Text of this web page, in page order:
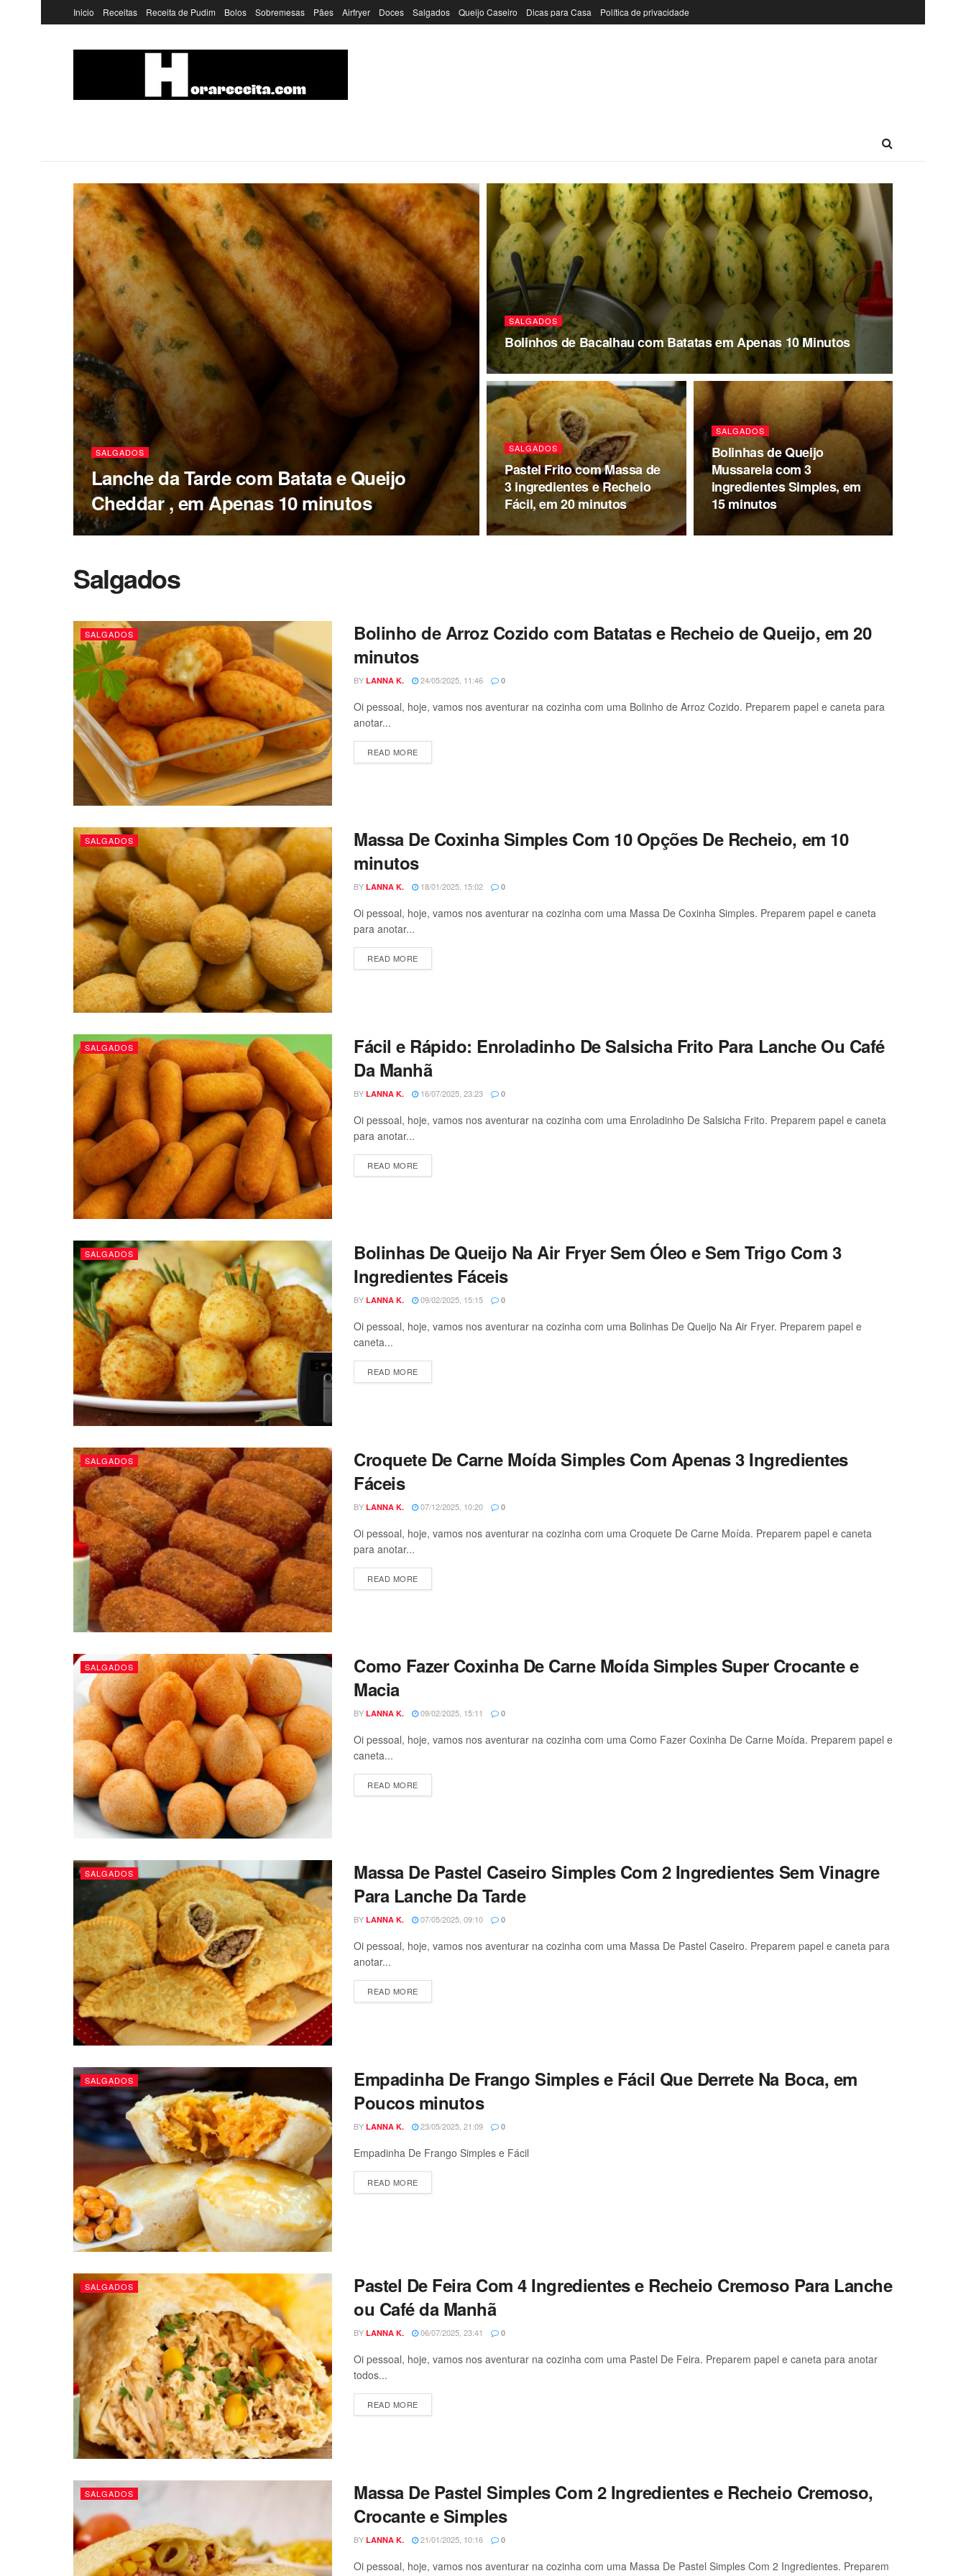
Inicio Receitas Receita de Pudim Bolos Sobremesas Pães Airfryer Doces Salgados Queijo Caseiro Dicas para Casa Política de privacidade
SALGADOS
Lanche da Tarde com Batata e Queijo
Cheddar , em Apenas 10 minutos
SALGADOS
Bolinhos de Bacalhau com Batatas em Apenas 10 Minutos
SALGADOS
Pastel Frito com Massa de
3 ingredientes e Recheio
Fácil, em 20 minutos
SALGADOS
Bolinhas de Queijo
Mussarela com 3
ingredientes Simples, em
15 minutos
Salgados
SALGADOS
Bolinho de Arroz Cozido com Batatas e Recheio de Queijo, em 20
minutos
BY LANNA K. 24/05/2025, 11:46 0
Oi pessoal, hoje, vamos nos aventurar na cozinha com uma Bolinho de Arroz Cozido. Preparem papel e caneta para
anotar...
READ MOREDETAILS
SALGADOS
Massa De Coxinha Simples Com 10 Opções De Recheio, em 10
minutos
BY LANNA K. 18/01/2025, 15:02 0
Oi pessoal, hoje, vamos nos aventurar na cozinha com uma Massa De Coxinha Simples. Preparem papel e caneta
para anotar...
READ MOREDETAILS
SALGADOS
Fácil e Rápido: Enroladinho De Salsicha Frito Para Lanche Ou Café
Da Manhã
BY LANNA K. 16/07/2025, 23:23 0
Oi pessoal, hoje, vamos nos aventurar na cozinha com uma Enroladinho De Salsicha Frito. Preparem papel e caneta
para anotar...
READ MOREDETAILS
SALGADOS
Bolinhas De Queijo Na Air Fryer Sem Óleo e Sem Trigo Com 3
Ingredientes Fáceis
BY LANNA K. 09/02/2025, 15:15 0
Oi pessoal, hoje, vamos nos aventurar na cozinha com uma Bolinhas De Queijo Na Air Fryer. Preparem papel e
caneta...
READ MOREDETAILS
SALGADOS
Croquete De Carne Moída Simples Com Apenas 3 Ingredientes
Fáceis
BY LANNA K. 07/12/2025, 10:20 0
Oi pessoal, hoje, vamos nos aventurar na cozinha com uma Croquete De Carne Moída. Preparem papel e caneta
para anotar...
READ MOREDETAILS
SALGADOS
Como Fazer Coxinha De Carne Moída Simples Super Crocante e
Macia
BY LANNA K. 09/02/2025, 15:11 0
Oi pessoal, hoje, vamos nos aventurar na cozinha com uma Como Fazer Coxinha De Carne Moída. Preparem papel e
caneta...
READ MOREDETAILS
SALGADOS
Massa De Pastel Caseiro Simples Com 2 Ingredientes Sem Vinagre
Para Lanche Da Tarde
BY LANNA K. 07/05/2025, 09:10 0
Oi pessoal, hoje, vamos nos aventurar na cozinha com uma Massa De Pastel Caseiro. Preparem papel e caneta para
anotar...
READ MOREDETAILS
SALGADOS
Empadinha De Frango Simples e Fácil Que Derrete Na Boca, em
Poucos minutos
BY LANNA K. 23/05/2025, 21:09 0
Empadinha De Frango Simples e Fácil
READ MOREDETAILS
SALGADOS
Pastel De Feira Com 4 Ingredientes e Recheio Cremoso Para Lanche
ou Café da Manhã
BY LANNA K. 06/07/2025, 23:41 0
Oi pessoal, hoje, vamos nos aventurar na cozinha com uma Pastel De Feira. Preparem papel e caneta para anotar
todos...
READ MOREDETAILS
SALGADOS
Massa De Pastel Simples Com 2 Ingredientes e Recheio Cremoso,
Crocante e Simples
BY LANNA K. 21/01/2025, 10:16 0
Oi pessoal, hoje, vamos nos aventurar na cozinha com uma Massa De Pastel Simples Com 2 Ingredientes. Preparem